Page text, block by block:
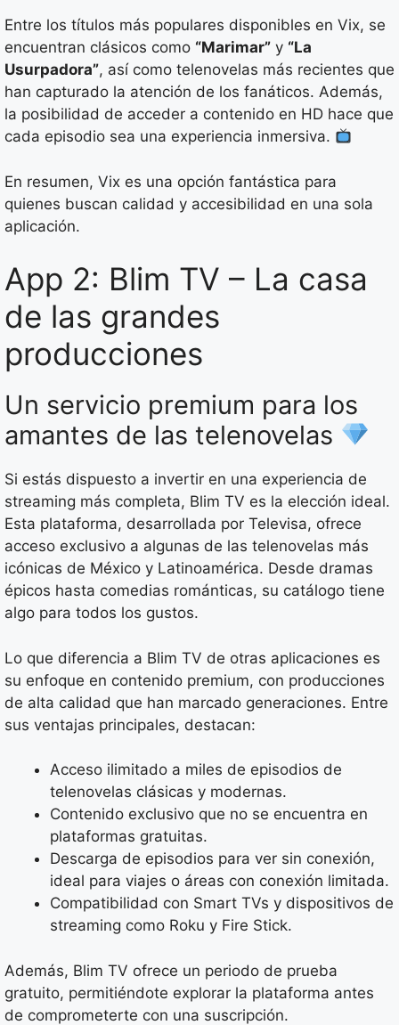
Entre los títulos más populares disponibles en Vix, se
encuentran clásicos como “Marimar” y “La
Usurpadora”, así como telenovelas más recientes que
han capturado la atención de los fanáticos. Además,
la posibilidad de acceder a contenido en HD hace que
cada episodio sea una experiencia inmersiva.
En resumen, Vix es una opción fantástica para
quienes buscan calidad y accesibilidad en una sola
aplicación.
App 2: Blim TV – La casa
de las grandes
producciones
Un servicio premium para los
amantes de las telenovelas
Si estás dispuesto a invertir en una experiencia de
streaming más completa, Blim TV es la elección ideal.
Esta plataforma, desarrollada por Televisa, ofrece
acceso exclusivo a algunas de las telenovelas más
icónicas de México y Latinoamérica. Desde dramas
épicos hasta comedias románticas, su catálogo tiene
algo para todos los gustos.
Lo que diferencia a Blim TV de otras aplicaciones es
su enfoque en contenido premium, con producciones
de alta calidad que han marcado generaciones. Entre
sus ventajas principales, destacan:
Acceso ilimitado a miles de episodios de
telenovelas clásicas y modernas.
Contenido exclusivo que no se encuentra en
plataformas gratuitas.
Descarga de episodios para ver sin conexión,
ideal para viajes o áreas con conexión limitada.
Compatibilidad con Smart TVs y dispositivos de
streaming como Roku y Fire Stick.
Además, Blim TV ofrece un periodo de prueba
gratuito, permitiéndote explorar la plataforma antes
de comprometerte con una suscripción.